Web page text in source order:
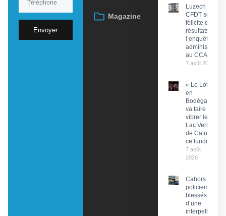
Envoyer
Magazine
Luzech : La
CFDT se
félicite des
résultats de
l’enquête
administrative
au CCAS
7 août 2026
« Le Lot
en
Bodéga »
va faire
vibrer le
Lac Vert
de Catus
ce lundi
7 août
2026
Cahors : Des
policiers
blessés lors
d’une
interpellation